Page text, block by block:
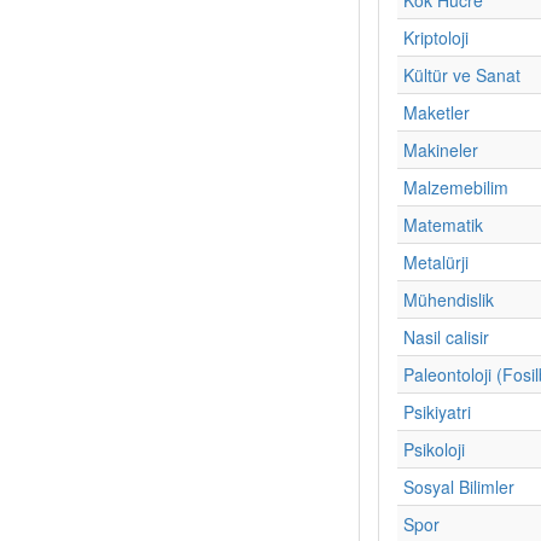
Kriptoloji
Kültür ve Sanat
Maketler
Makineler
Malzemebilim
Matematik
Metalürji
Mühendislik
Nasil calisir
Paleontoloji
Psikiyatri
Psikoloji
Sosyal Bilimler
Spor